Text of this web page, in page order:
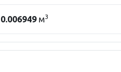
0.006949 м3